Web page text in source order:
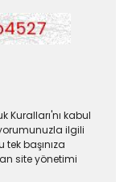
Kuralları'nı kabul
ilgili
başınıza
site yönetimi